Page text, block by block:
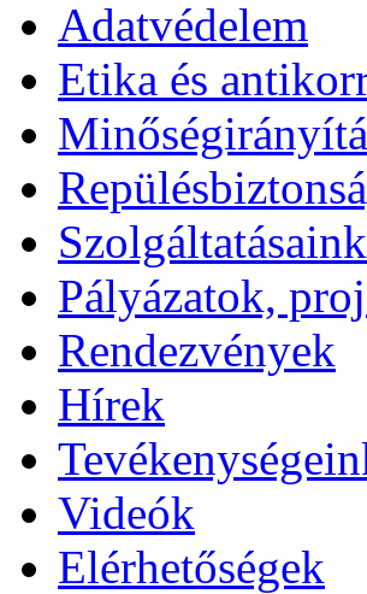
Adatvédelem
Etika és
Szolgáltatásaink
Pályázatok,
Rendezvények
Hírek
Videók
Elérhetőségek